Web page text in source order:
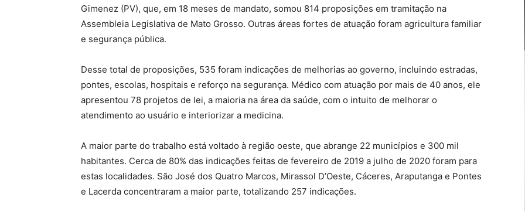
Gimenez (PV), que, em 18 meses de mandato, somou 814 proposições em tramitação na
Assembleia Legislativa de Mato Grosso. Outras áreas fortes de atuação foram agricultura familiar
e segurança pública.
Desse total de proposições, 535 foram indicações de melhorias ao governo, incluindo estradas,
pontes, escolas, hospitais e reforço na segurança. Médico com atuação por mais de 40 anos, ele
apresentou 78 projetos de lei, a maioria na área da saúde, com o intuito de melhorar o
atendimento ao usuário e interiorizar a medicina.
A maior parte do trabalho está voltado à região oeste, que abrange 22 municípios e 300 mil
habitantes. Cerca de 80% das indicações feitas de fevereiro de 2019 a julho de 2020 foram para
estas localidades. São José dos Quatro Marcos, Mirassol D’Oeste, Cáceres, Araputanga e Pontes
e Lacerda concentraram a maior parte, totalizando 257 indicações.